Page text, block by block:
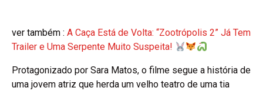
ver também : A Caça Está de Volta: “Zootrópolis 2” Já Tem
Trailer e Uma Serpente Muito Suspeita!
Protagonizado por Sara Matos, o filme segue a história de
uma jovem atriz que herda um velho teatro de uma tia